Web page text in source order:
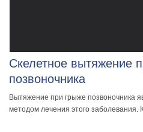
Скелетное вытяжение
позвоночника
Вытяжение при грыже позвоночника
методом лечения этого заболевания.